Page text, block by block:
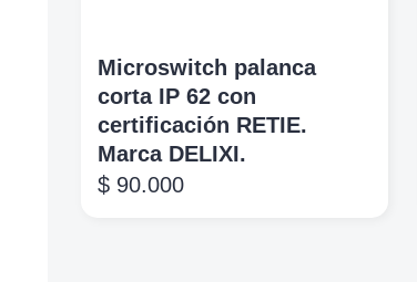
Microswitch palanca
corta IP 62 con
certificación RETIE.
Marca DELIXI.
$ 90.000